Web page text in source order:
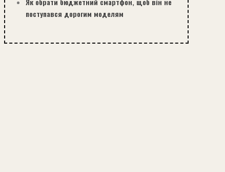
поступався дорогим моделям